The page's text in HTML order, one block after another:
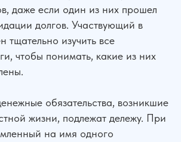
даже если один из них прошел
долгов. Участвующий в
тщательно изучить все
чтобы понимать, какие из них
обязательства, возникшие
жизни, подлежат дележу. При
на имя одного